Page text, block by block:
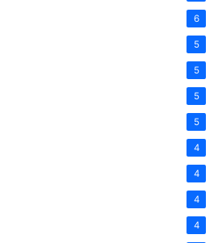
6
5
5
5
5
4
4
4
4